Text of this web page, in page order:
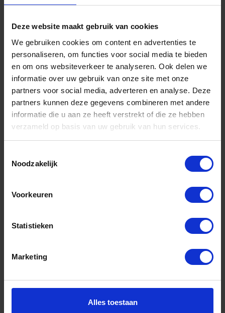
Deze website maakt gebruik van cookies
We gebruiken cookies om content en advertenties te
personaliseren, om functies voor social media te bieden
en om ons websiteverkeer te analyseren. Ook delen we
informatie over uw gebruik van onze site met onze
partners voor social media, adverteren en analyse. Deze
partners kunnen deze gegevens combineren met andere
informatie die u aan ze heeft verstrekt of die ze hebben
verzameld op basis van uw gebruik van hun services.
Noodzakelijk
Voorkeuren
Statistieken
Marketing
Alles toestaan
Bestel nu!
160MM
Artikelnummer merk: 2002160
€ 17,45 incl. BTW